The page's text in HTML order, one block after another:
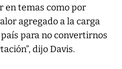
en temas como por
agregado a la carga
para no convertirnos
dijo Davis.